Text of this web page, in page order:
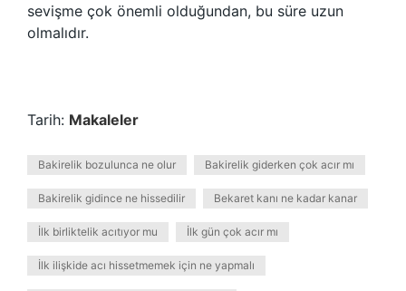
sevişme çok önemli olduğundan, bu süre uzun
olmalıdır.
Tarih: Makaleler
Bakirelik bozulunca ne olur Bakirelik giderken çok acır mı
Bakirelik gidince ne hissedilir Bekaret kanı ne kadar kanar
İlk birliktelik acıtıyor mu İlk gün çok acır mı
İlk ilişkide acı hissetmemek için ne yapmalı